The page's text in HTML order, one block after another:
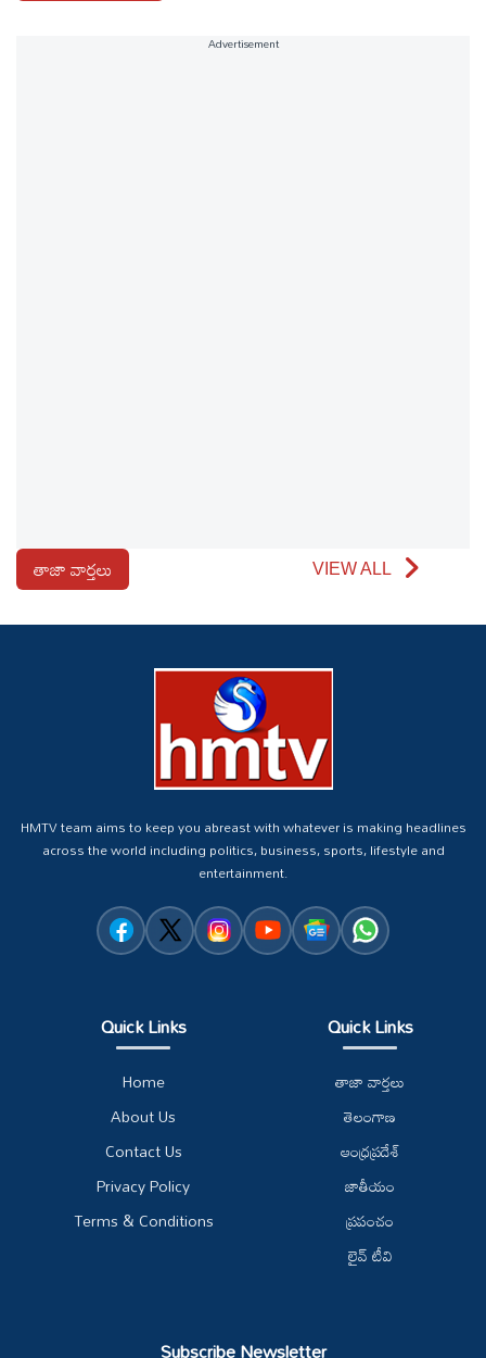
Advertisement
తాజా వార్తలు VIEW ALL
HMTV team aims to keep you abreast with whatever is making headlines
across the world including politics, business, sports, lifestyle and
entertainment.
Quick Links
Home
About Us
Contact Us
Privacy Policy
Terms & Conditions
Quick Links
తాజా వార్తలు
తెలంగాణ
ఆంధ్రప్రదేశ్
జాతీయం
ప్రపంచం
లైవ్ టీవి